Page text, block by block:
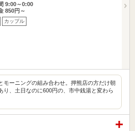
9:00～0:00
850円～
カップル
モーニングの組み合わせ。押熊店の方だけ朝
り、土日なのに600円の、市中銭湯と変わら